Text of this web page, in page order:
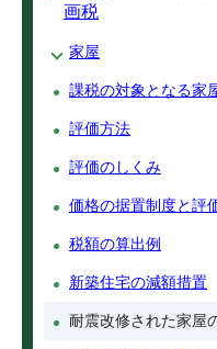
画税
家屋
課税の対象となる家
評価方法
評価のしくみ
価格の据置制度と評
税額の算出例
新築住宅の減額措置
耐震改修された家屋